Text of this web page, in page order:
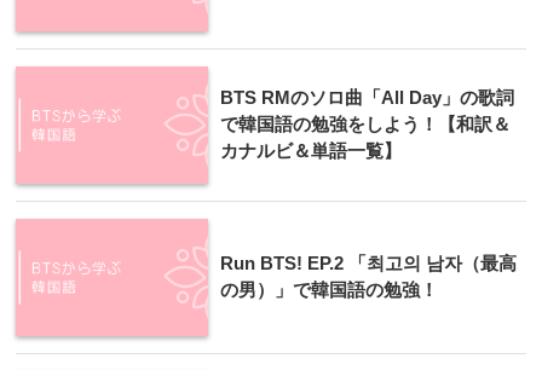
BTS RMのソロ曲「All Day」の歌詞
で韓国語の勉強をしよう！【和訳＆
カナルビ＆単語一覧】
Run BTS! EP.2 「최고의 남자（最高
の男）」で韓国語の勉強！